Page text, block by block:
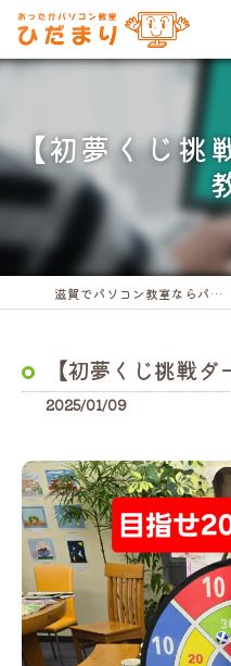
【初夢くじ挑
滋賀でパソコン教室ならパソコン教室ひだまり
【初夢くじ挑戦
2025/01/09